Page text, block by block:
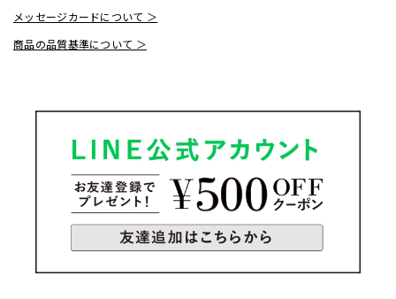
メッセージカードについて ＞
商品の品質基準について ＞